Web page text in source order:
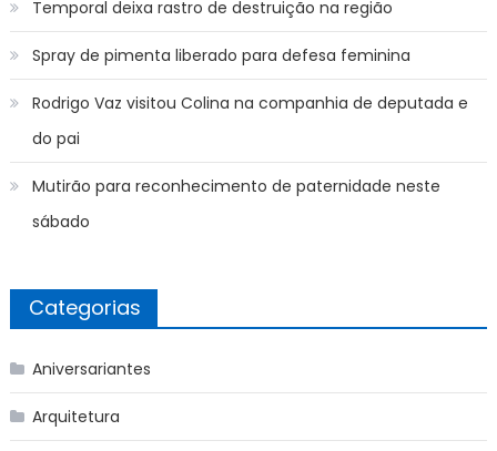
Temporal deixa rastro de destruição na região
Spray de pimenta liberado para defesa feminina
Rodrigo Vaz visitou Colina na companhia de deputada e
do pai
Mutirão para reconhecimento de paternidade neste
sábado
Categorias
Aniversariantes
Arquitetura